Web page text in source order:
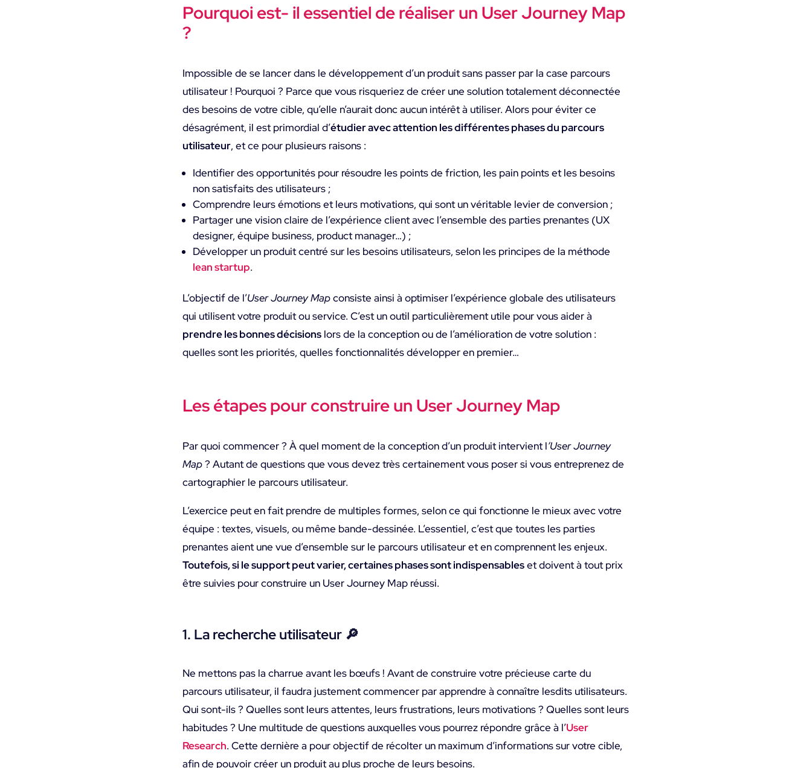
Pourquoi est- il essentiel de réaliser un User Journey Map
?
Impossible de se lancer dans le développement d’un produit sans passer par la case parcours
utilisateur ! Pourquoi ? Parce que vous risqueriez de créer une solution totalement déconnectée
des besoins de votre cible, qu’elle n’aurait donc aucun intérêt à utiliser. Alors pour éviter ce
désagrément, il est primordial d’étudier avec attention les différentes phases du parcours
utilisateur, et ce pour plusieurs raisons :
Identifier des opportunités pour résoudre les points de friction, les pain points et les besoins
non satisfaits des utilisateurs ;
Comprendre leurs émotions et leurs motivations, qui sont un véritable levier de conversion ;
Partager une vision claire de l’expérience client avec l’ensemble des parties prenantes (UX
designer, équipe business, product manager…) ;
Développer un produit centré sur les besoins utilisateurs, selon les principes de la méthode
lean startup.
L’objectif de l’User Journey Mapconsiste ainsi à optimiser l’expérience globale des utilisateurs
qui utilisent votre produit ou service. C’est un outil particulièrement utile pour vous aider à
prendre les bonnes décisions lors de la conception ou de l’amélioration de votre solution :
quelles sont les priorités, quelles fonctionnalités développer en premier…
Les étapes pour construire un User Journey Map
Par quoi commencer ? À quel moment de la conception d’un produit intervient l’User Journey
Map? Autant de questions que vous devez très certainement vous poser si vous entreprenez de
cartographier le parcours utilisateur.
L’exercice peut en fait prendre de multiples formes, selon ce qui fonctionne le mieux avec votre
équipe : textes, visuels, ou même bande-dessinée. L’essentiel, c’est que toutes les parties
prenantes aient une vue d’ensemble sur le parcours utilisateur et en comprennent les enjeux.
Toutefois, si le support peut varier, certaines phases sont indispensableset doivent à tout prix
être suivies pour construire un User Journey Map réussi.
1. La recherche utilisateur 🔎
Ne mettons pas la charrue avant les bœufs ! Avant de construire votre précieuse carte du
parcours utilisateur, il faudra justement commencer par apprendre à connaître lesdits utilisateurs.
Qui sont-ils ? Quelles sont leurs attentes, leurs frustrations, leurs motivations ? Quelles sont leurs
habitudes ? Une multitude de questions auxquelles vous pourrez répondre grâce à l’User
Research. Cette dernière a pour objectif de récolter un maximum d’informations sur votre cible,
afin de pouvoir créer un produit au plus proche de leurs besoins.